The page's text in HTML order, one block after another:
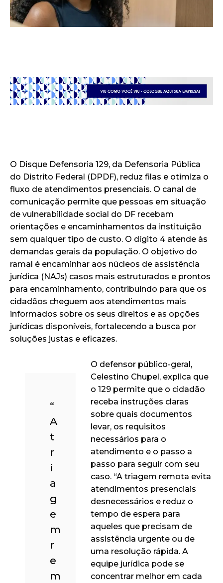
O Disque Defensoria 129, da Defensoria Pública
do Distrito Federal (DPDF), reduz filas e otimiza o
fluxo de atendimentos presenciais. O canal de
comunicação permite que pessoas em situação
de vulnerabilidade social do DF recebam
orientações e encaminhamentos da instituição
sem qualquer tipo de custo. O dígito 4 atende às
demandas gerais da população. O objetivo do
ramal é encaminhar aos núcleos de assistência
jurídica (NAJs) casos mais estruturados e prontos
para encaminhamento, contribuindo para que os
cidadãos cheguem aos atendimentos mais
informados sobre os seus direitos e as opções
jurídicas disponíveis, fortalecendo a busca por
soluções justas e eficazes.
“
A
t
r
i
a
g
e
m
r
e
m
O defensor público-geral,
Celestino Chupel, explica que
o 129 permite que o cidadão
receba instruções claras
sobre quais documentos
levar, os requisitos
necessários para o
atendimento e o passo a
passo para seguir com seu
caso. “A triagem remota evita
atendimentos presenciais
desnecessários e reduz o
tempo de espera para
aqueles que precisam de
assistência urgente ou de
uma resolução rápida. A
equipe jurídica pode se
concentrar melhor em cada